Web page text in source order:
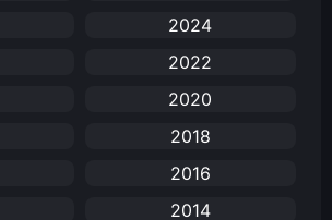
2024
2022
2020
2018
2016
2014